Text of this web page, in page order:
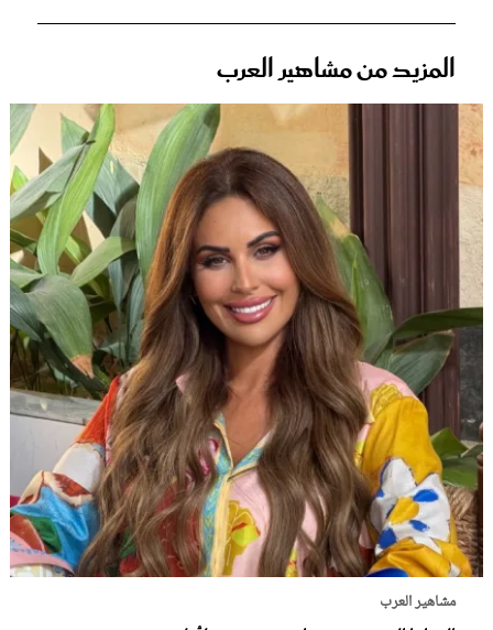
المزيد من مشاهير العرب
مشاهير العرب